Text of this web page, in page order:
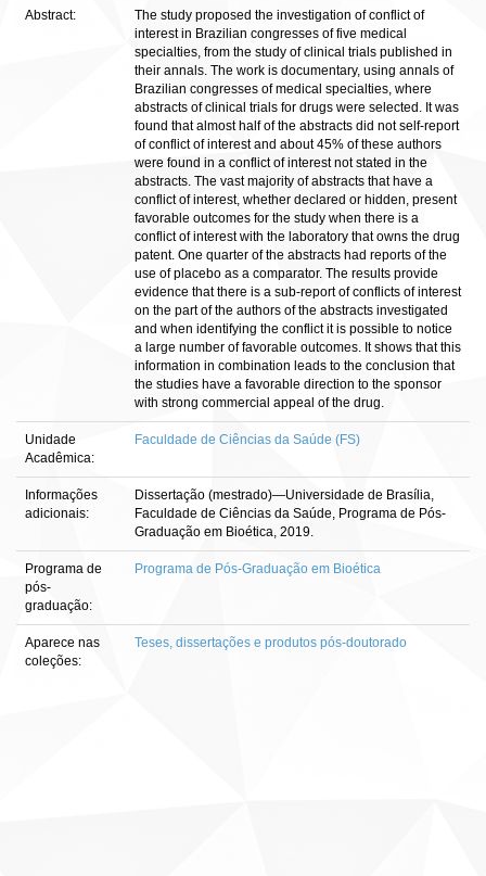
Abstract:
The study proposed the investigation of conflict of
interest in Brazilian congresses of five medical
specialties, from the study of clinical trials published in
their annals. The work is documentary, using annals of
Brazilian congresses of medical specialties, where
abstracts of clinical trials for drugs were selected. It was
found that almost half of the abstracts did not self-report
of conflict of interest and about 45% of these authors
were found in a conflict of interest not stated in the
abstracts. The vast majority of abstracts that have a
conflict of interest, whether declared or hidden, present
favorable outcomes for the study when there is a
conflict of interest with the laboratory that owns the drug
patent. One quarter of the abstracts had reports of the
use of placebo as a comparator. The results provide
evidence that there is a sub-report of conflicts of interest
on the part of the authors of the abstracts investigated
and when identifying the conflict it is possible to notice
a large number of favorable outcomes. It shows that this
information in combination leads to the conclusion that
the studies have a favorable direction to the sponsor
with strong commercial appeal of the drug.
Unidade
Acadêmica:
Faculdade de Ciências da Saúde (FS)
Informações
adicionais:
Dissertação (mestrado)—Universidade de Brasília,
Faculdade de Ciências da Saúde, Programa de Pós-
Graduação em Bioética, 2019.
Programa de
pós-
graduação:
Programa de Pós-Graduação em Bioética
Aparece nas
coleções:
Teses, dissertações e produtos pós-doutorado